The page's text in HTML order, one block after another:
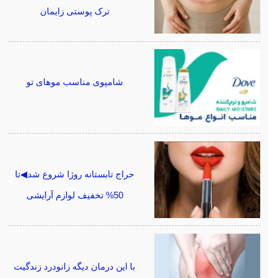
ترک پوستی زایمان
شامپوی مناسب موهای تو
حراج تابستانه روژا شروع شد◀تا
50% تخفیف لوازم آرایشی
با این درمان دیگه زانودرد زندگیت